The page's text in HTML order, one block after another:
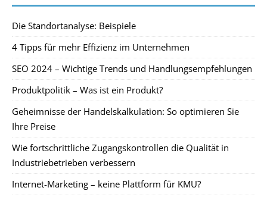
Die Standortanalyse: Beispiele
4 Tipps für mehr Effizienz im Unternehmen
SEO 2024 – Wichtige Trends und Handlungsempfehlungen
Produktpolitik – Was ist ein Produkt?
Geheimnisse der Handelskalkulation: So optimieren Sie
Ihre Preise
Wie fortschrittliche Zugangskontrollen die Qualität in
Industriebetrieben verbessern
Internet-Marketing – keine Plattform für KMU?